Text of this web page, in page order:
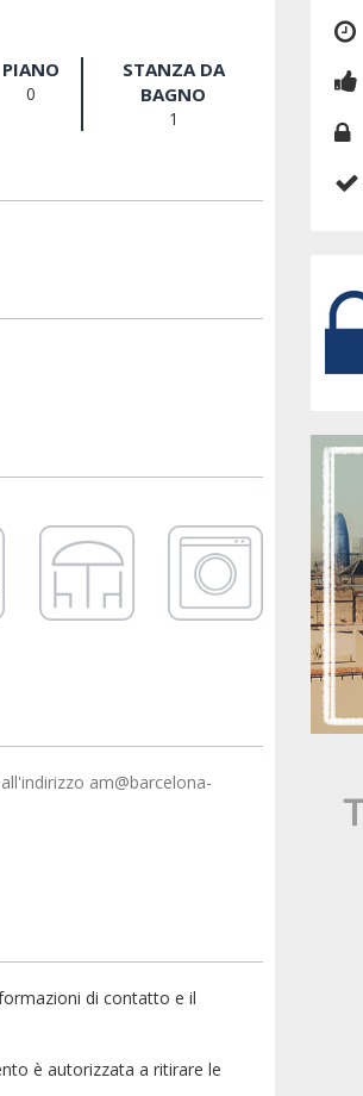
PIANO
0
STANZA DA
BAGNO
1
am@barcelona-
di contatto e il
è autorizzata a ritirare le